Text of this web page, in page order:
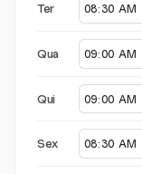
Ter
Qua
Qui
Sex